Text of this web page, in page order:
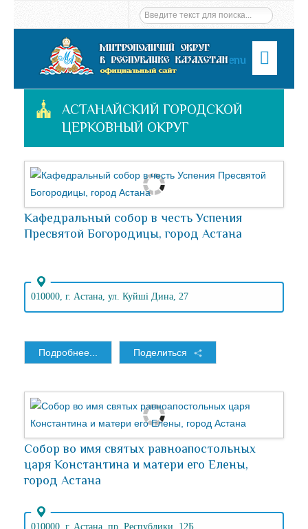
Menu
АСТАНАЙСКИЙ ГОРОДСКОЙ
ЦЕРКОВНЫЙ ОКРУГ
Кафедральный собор в честь Успения
Пресвятой Богородицы, город Астана
010000, г. Астана, ул. Куйшi Дина, 27
Подробнее... Поделиться
Собор во имя святых равноапостольных
царя Константина и матери его Елены,
город Астана
010000, г. Астана, пр. Республики, 12Б